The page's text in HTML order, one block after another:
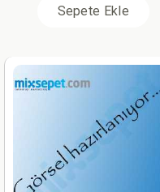
Sepete Ekle